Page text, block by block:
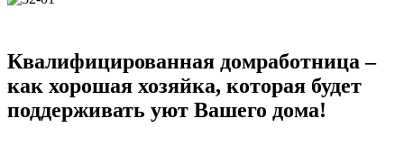
Квалифицированная домработница –
как хорошая хозяйка, которая будет
поддерживать уют Вашего дома!